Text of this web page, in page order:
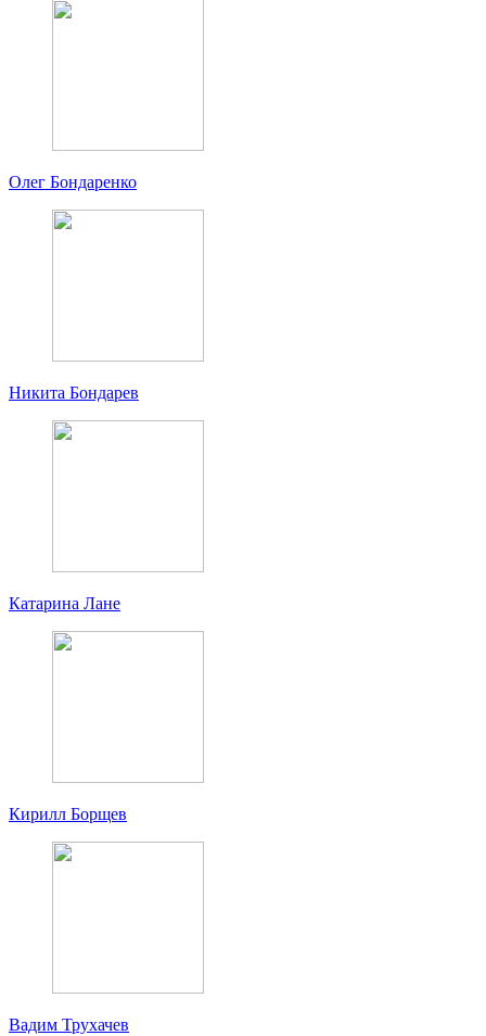
Олег Бондаренко
Никита Бондарев
Катарина Лане
Кирилл Борщев
Вадим Трухачев